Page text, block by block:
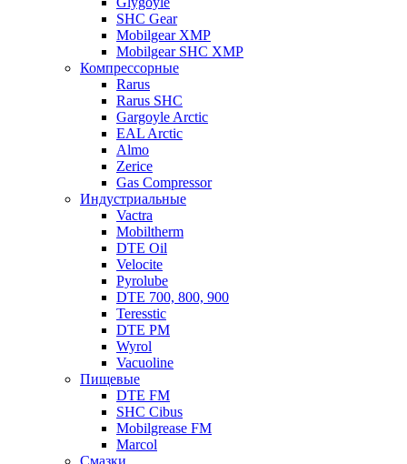
SHC Gear
Mobilgear XMP
Mobilgear SHC XMP
Компрессорные
Rarus
Rarus SHC
Gargoyle Arctic
EAL Arctic
Almo
Zerice
Gas Compressor
Индустриальные
Vactra
Mobiltherm
DTE Oil
Velocite
Pyrolube
DTE 700, 800, 900
Teresstic
DTE PM
Wyrol
Vacuoline
Пищевые
DTE FM
SHC Cibus
Mobilgrease FM
Marcol
Смазки